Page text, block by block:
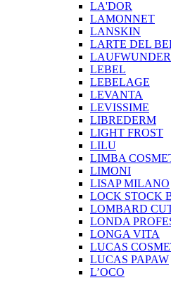
LA'DOR
LAMONNET
LANSKIN
LARTE DEL
LAUFWUNDER
LEBEL
LEBELAGE
LEVANTA
LEVISSIME
LIBREDERM
LIGHT FROST
LILU
LIMBA
LIMONI
LISAP MILANO
LOCK STOCK
LOMBARD
LONDA
LONGA VITA
LUCAS
LUCAS PAPAW
L’OCO